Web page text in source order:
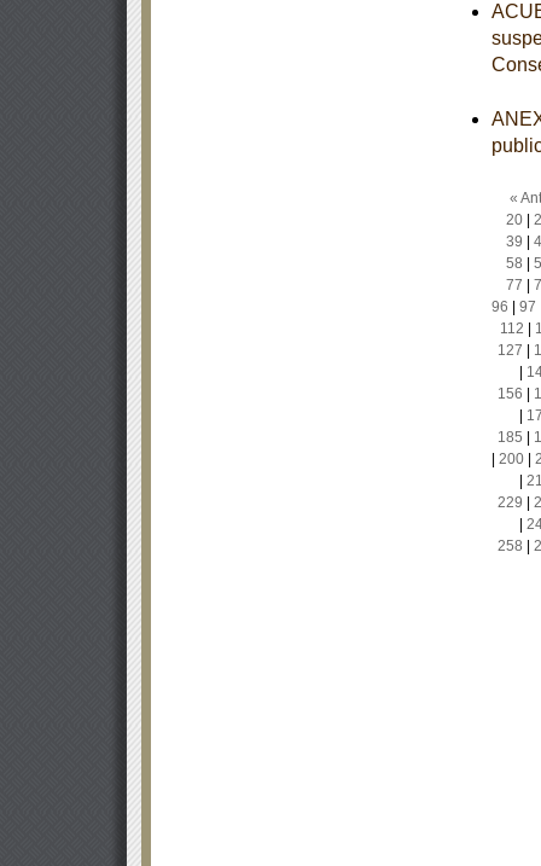
«
20|
39
58
77
96
97
112
127
156
185
200|
229
258